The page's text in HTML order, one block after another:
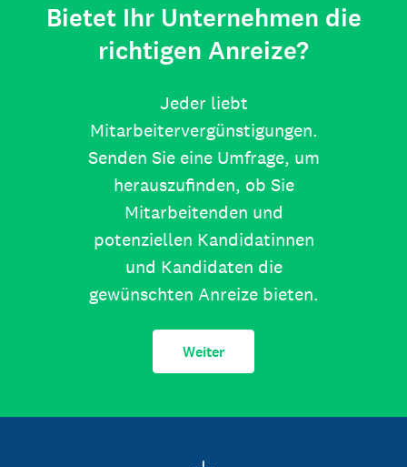
Bietet Ihr Unternehmen die
richtigen Anreize?
Jeder liebt
Mitarbeitervergünstigungen.
Senden Sie eine Umfrage, um
herauszufinden, ob Sie
Mitarbeitenden und
potenziellen Kandidatinnen
und Kandidaten die
gewünschten Anreize bieten.
Weiter